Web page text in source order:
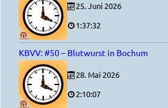
25. Juni 2026
1:37:32
KBVV: #50 – Blutwurst in Bochum
28. Mai 2026
2:10:07